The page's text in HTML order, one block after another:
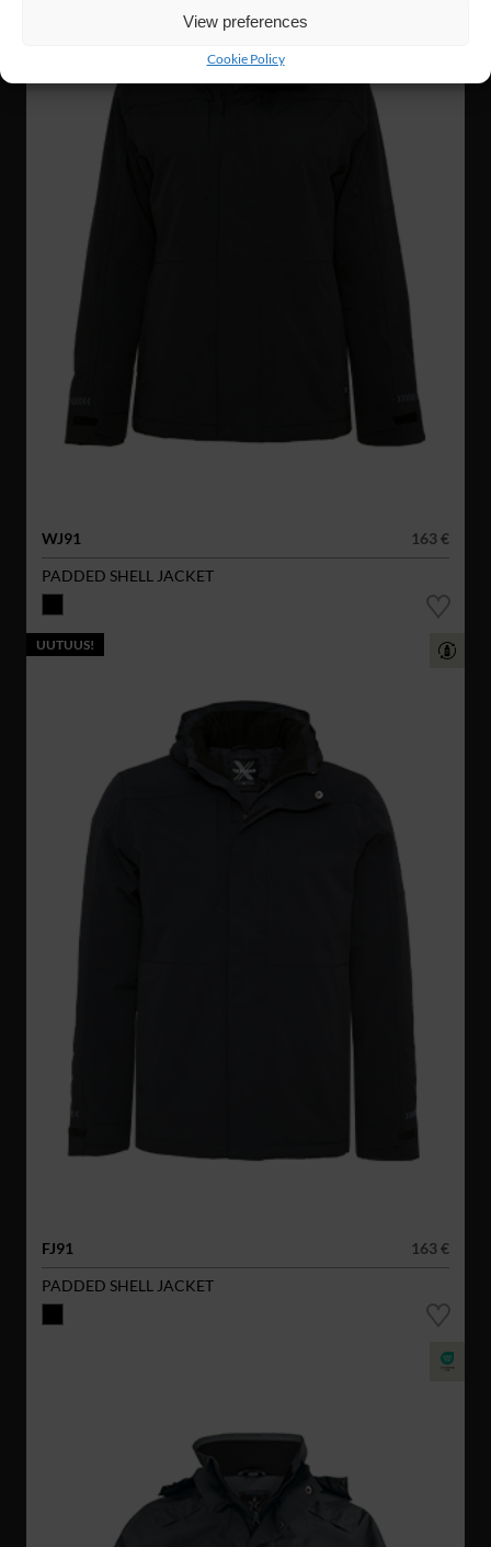
View preferences
Cookie Policy
WJ91
163 €
PADDED SHELL JACKET
UUTUUS!
FJ91
163 €
PADDED SHELL JACKET